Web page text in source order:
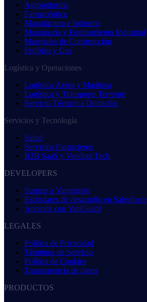
Agroindustria
Farmacéutica
Manufactura e Industria
Maquinaria y Equipamiento Industrial
Materiales de Construcción
Petróleo y Gas
Logística y Operaciones
Logística Aérea y Marítima
Logística y Transporte Terrestre
Servicio Técnico a Domicilio
Servicios y Tecnología
Salud
Servicios Financieros
B2B SaaS y Vendors Tech
DEVELOPERS
Sumate a Vantegrate
Estándares de desarrollo en Salesforce
Aprende con VanGuard
LEGALES
Política de Privacidad
Términos de Servicio
Política de Cookies
Transparencia de datos
PRODUCTOS